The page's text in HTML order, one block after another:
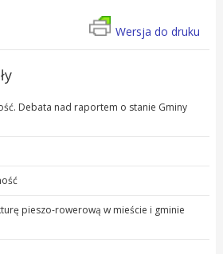
Wersja do druku
Debata nad raportem o stanie Gminy
pieszo-rowerową w mieście i gminie